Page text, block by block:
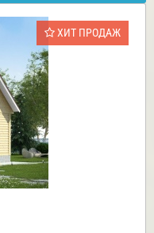
ХИТ ПРОДАЖ